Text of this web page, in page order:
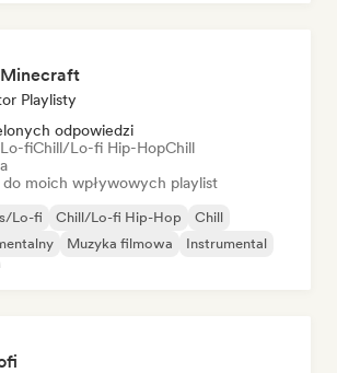
Playlisty
odpowiedzi
fiChill/Lo-fi Hip-HopChill
moich wpływowych playlist
Lo-fi Chill/Lo-fi Hip-Hop
Chill
Muzyka filmowa
Instrumental